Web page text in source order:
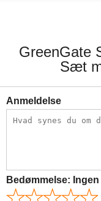
GreenGate
Sæt
Anmeldelse
Bedømmelse: Ingen